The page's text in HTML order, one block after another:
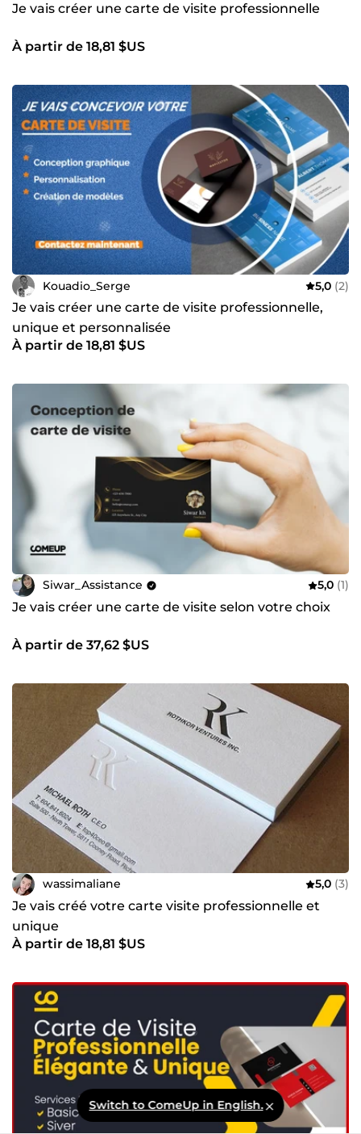
Je vais créer une carte de visite professionnelle
À partir de 18,81 $US
Kouadio_Serge 5,0 (2)
Je vais créer une carte de visite professionnelle,
unique et personnalisée
À partir de 18,81 $US
Siwar_Assistance 5,0 (1)
Je vais créer une carte de visite selon votre choix
À partir de 37,62 $US
wassimaliane 5,0 (3)
Je vais créé votre carte visite professionnelle et
unique
À partir de 18,81 $US
Switch to ComeUp in English.